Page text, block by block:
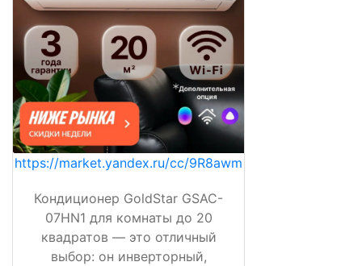
https://market.yandex.ru/cc/9R8awm
Кондиционер GoldStar GSAC-
07HN1 для комнаты до 20
квадратов — это отличный
выбор: он инверторный,